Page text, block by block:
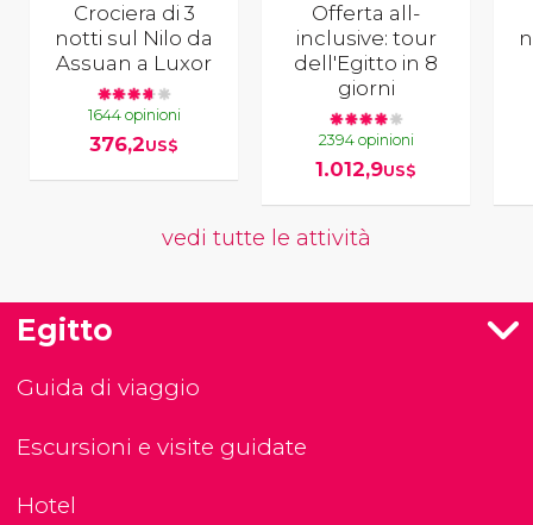
Crociera di 3
notti sul Nilo da
Assuan a Luxor
1644 opinioni
376,2US$
Offerta all-
inclusive: tour
dell'Egitto in 8
giorni
2394 opinioni
1.012,9US$
vedi tutte le attività
Egitto
Guida di viaggio
Escursioni e visite guidate
Hotel